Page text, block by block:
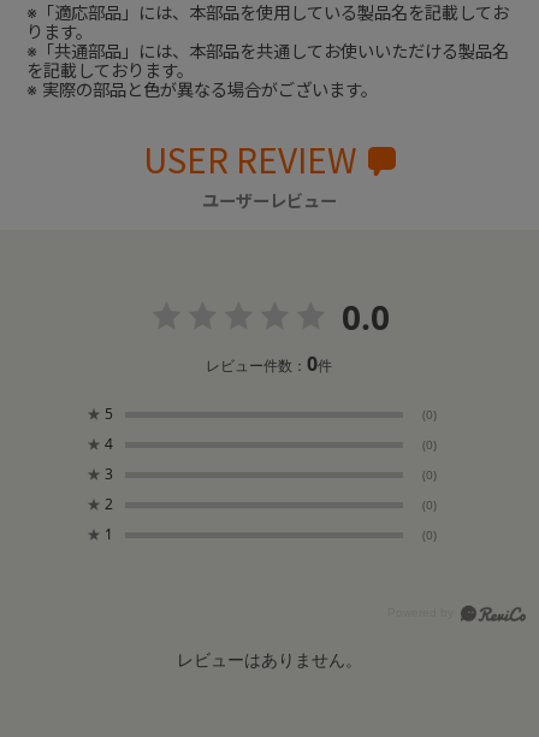
※「適応部品」には、本部品を使用している製品名を記載してお
ります。
※「共通部品」には、本部品を共通してお使いいただける製品名
を記載しております。
※ 実際の部品と色が異なる場合がございます。
USER REVIEW
ユーザーレビュー
0.0
レビュー件数：0件
★ 5 (0)
★ 4 (0)
★ 3 (0)
★ 2 (0)
★ 1 (0)
レビューはありません。